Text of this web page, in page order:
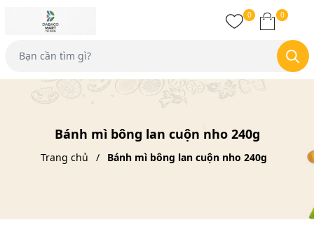
0 0
Bánh mì bông lan cuộn nho 240g
Trang chủ Bánh mì bông lan cuộn nho 240g